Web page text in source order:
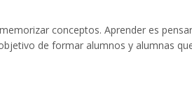
conceptos. Aprender es
de formar alumnos y alumnas